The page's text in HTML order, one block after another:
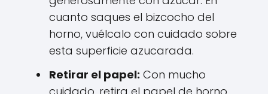
cuanto saques el bizcocho del
horno, vuélcalo con cuidado sobre
esta superficie azucarada.
Retirar el papel: Con mucho